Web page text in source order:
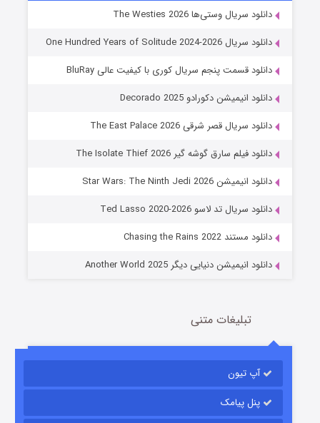
خاندان اژدها فصل ۳
قسمت14 (زیرنویس) منتشر شد
دانلود سریال وستی‌ها The Westies 2026
دانلود سریال One Hundred Years of Solitude 2024-2026
دانلود قسمت پنجم سریال کوری با کیفیت عالی BluRay
دانلود انیمیشن دکورادو Decorado 2025
دانلود سریال قصر شرقی The East Palace 2026
دانلود فیلم سارق گوشه گیر The Isolate Thief 2026
دانلود انیمیشن Star Wars: The Ninth Jedi 2026
دانلود سریال تد لاسو Ted Lasso 2020-2026
دانلود مستند Chasing the Rains 2022
دانلود انیمیشن دنیایی دیگر Another World 2025
تبلیغات متنی
آپ تیون
پنل پیامک